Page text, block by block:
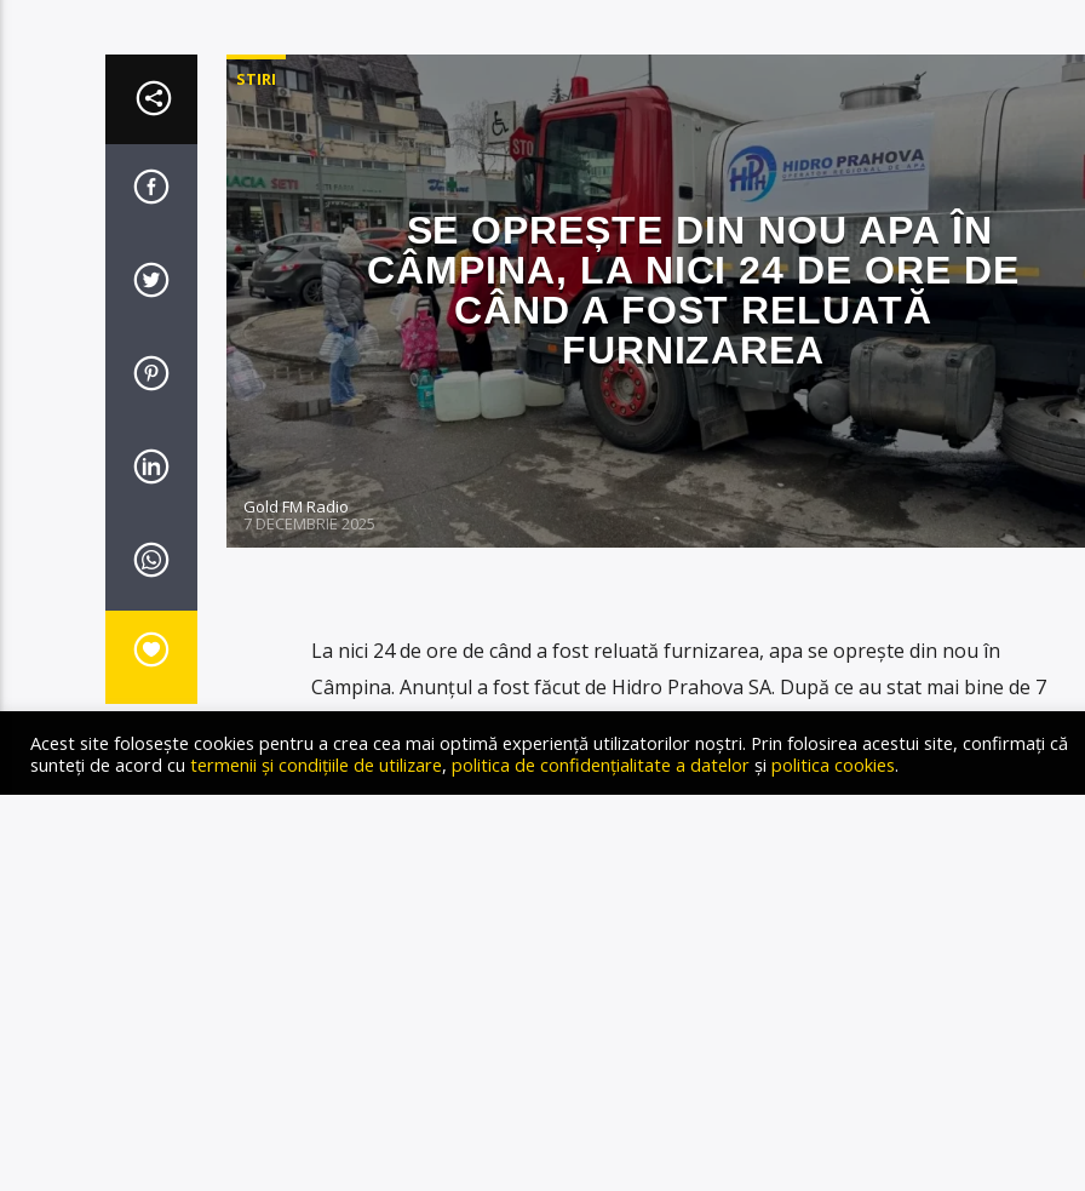
STIRI
SE OPREȘTE DIN NOU APA ÎN
CÂMPINA, LA NICI 24 DE ORE DE
CÂND A FOST RELUATĂ
FURNIZAREA
Gold FM Radio
7 DECEMBRIE 2025
La nici 24 de ore de când a fost reluată furnizarea, apa se oprește din nou în
Câmpina. Anunțul a fost făcut de Hidro Prahova SA. După ce au stat mai bine de 7
apă, însă acum a fost oprită […]
Acest site folosește cookies pentru a crea cea mai optimă experiență utilizatorilor noștri. Prin folosirea acestui site, confirmați că
sunteți de acord cu termenii și condițiile de utilizare, politica de confidențialitate a datelor și politica cookies.